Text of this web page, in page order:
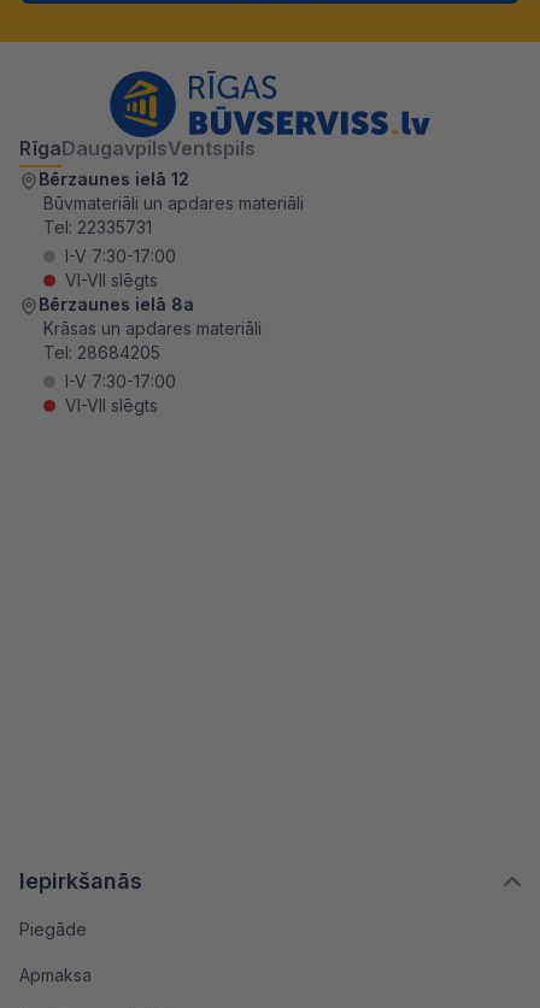
Iepirkšanās
Piegāde
Apmaksa
RīgaDaugavpilsVentspils
Bērzaunes ielā 12
Būvmateriāli un apdares materiāli
Tel: 22335731
I-V 7:30-17:00
VI-VII slēgts
Bērzaunes ielā 8a
Krāsas un apdares materiāli
Tel: 28684205
I-V 7:30-17:00
VI-VII slēgts